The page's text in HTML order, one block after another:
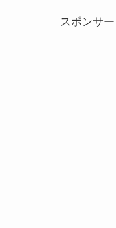
スポンサ